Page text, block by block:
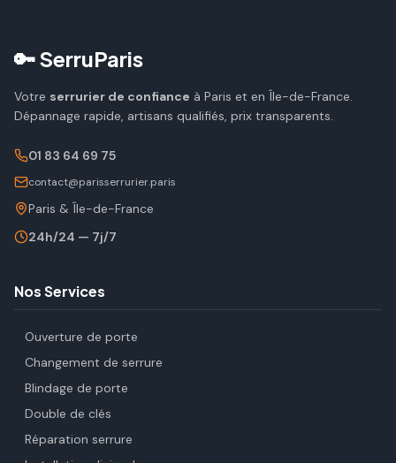
🔑 SerruParis
Votre serrurier de confiance à Paris et en Île-de-France.
Dépannage rapide, artisans qualifiés, prix transparents.
01 83 64 69 75
contact@parisserrurier.paris
Paris & Île-de-France
24h/24 — 7j/7
Nos Services
Ouverture de porte
Changement de serrure
Blindage de porte
Double de clés
Réparation serrure